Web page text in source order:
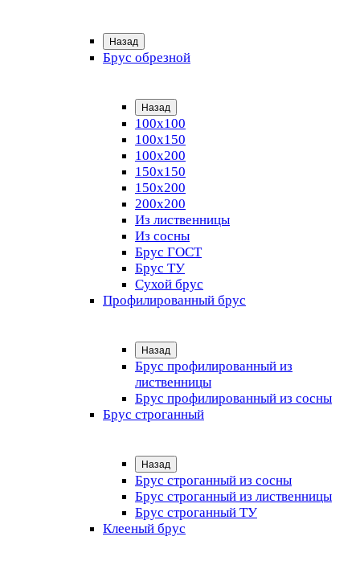
Назад
Брус обрезной
Назад
100х100
100х150
100х200
150х150
150х200
200х200
Из лиственницы
Из сосны
Брус ГОСТ
Брус ТУ
Сухой брус
Профилированный брус
Назад
Брус профилированный из
лиственницы
Брус профилированный из сосны
Брус строганный
Назад
Брус строганный из сосны
Брус строганный из лиственницы
Брус строганный ТУ
Клееный брус